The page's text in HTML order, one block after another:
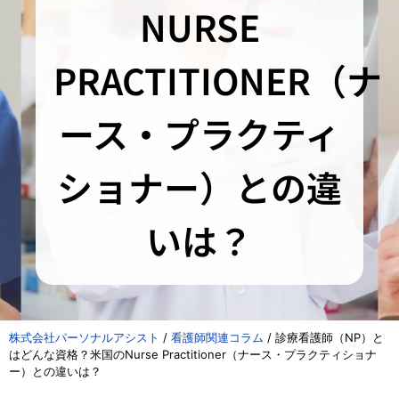
NURSE
PRACTITIONER（ナ
ース・プラクティ
ショナー）との違
いは？
株式会社パーソナルアシスト / 看護師関連コラム / 診療看護師（NP）と
はどんな資格？米国のNurse Practitioner（ナース・プラクティショナ
ー）との違いは？